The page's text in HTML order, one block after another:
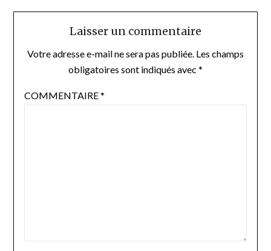
Laisser un commentaire
Votre adresse e-mail ne sera pas publiée. Les champs
obligatoires sont indiqués avec *
COMMENTAIRE*